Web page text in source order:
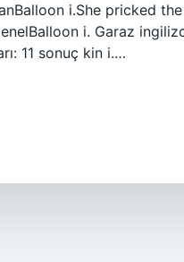
i.She pricked
i. Garaz
11 sonuç kin i.…